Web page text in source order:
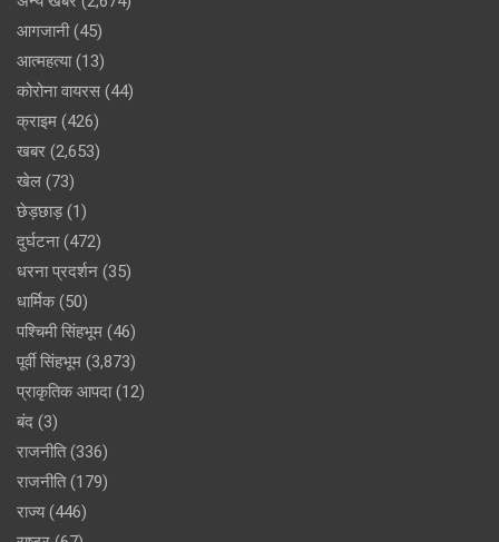
आगजानी(45)
आत्महत्या(13)
कोरोना वायरस (44)
क्राइम (426)
खबर (2,653)
खेल (73)
छेड़छाड़(1)
दुर्घटना(472)
धरना प्रदर्शन (35)
धार्मिक(50)
पश्चिमी सिंहभूम (46)
पूर्वी सिंहभूम (3,873)
प्राकृतिक आपदा(12)
बंद (3)
राजनीति(336)
राजनीति(179)
राज्य(446)